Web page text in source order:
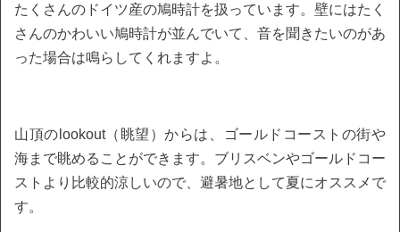
たくさんのドイツ産の鳩時計を扱っています。壁にはたく
さんのかわいい鳩時計が並んでいて、音を聞きたいのがあ
った場合は鳴らしてくれますよ。
山頂のlookout（眺望）からは、ゴールドコーストの街や
海まで眺めることができます。ブリスベンやゴールドコー
ストより比較的涼しいので、避暑地として夏にオススメで
す。